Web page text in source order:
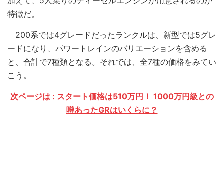
特徴だ。
200系では4グレードだったランクルは、新型では5グレ
ードになり、パワートレインのバリエーションを含める
と、合計で7種類となる。それでは、全7種の価格をみてい
こう。
次ページは : スタート価格は510万円！ 1000万円級との
噂あったGRはいくらに？